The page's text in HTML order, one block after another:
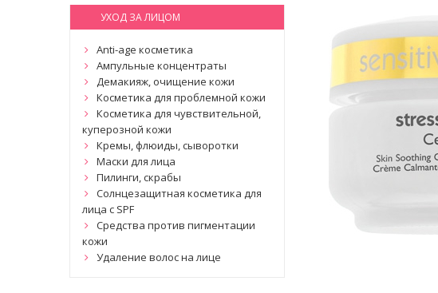
УХОД ЗА ЛИЦОМ
Anti-age косметика
Ампульные концентраты
Демакияж, очищение кожи
Косметика для проблемной кожи
Косметика для чувствительной,
куперозной кожи
Кремы, флюиды, сыворотки
Маски для лица
Пилинги, скрабы
Солнцезащитная косметика для
лица с SPF
Средства против пигментации
кожи
Удаление волос на лице